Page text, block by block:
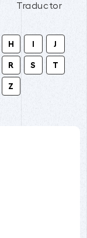
Traductor
H I J
R S T
Z